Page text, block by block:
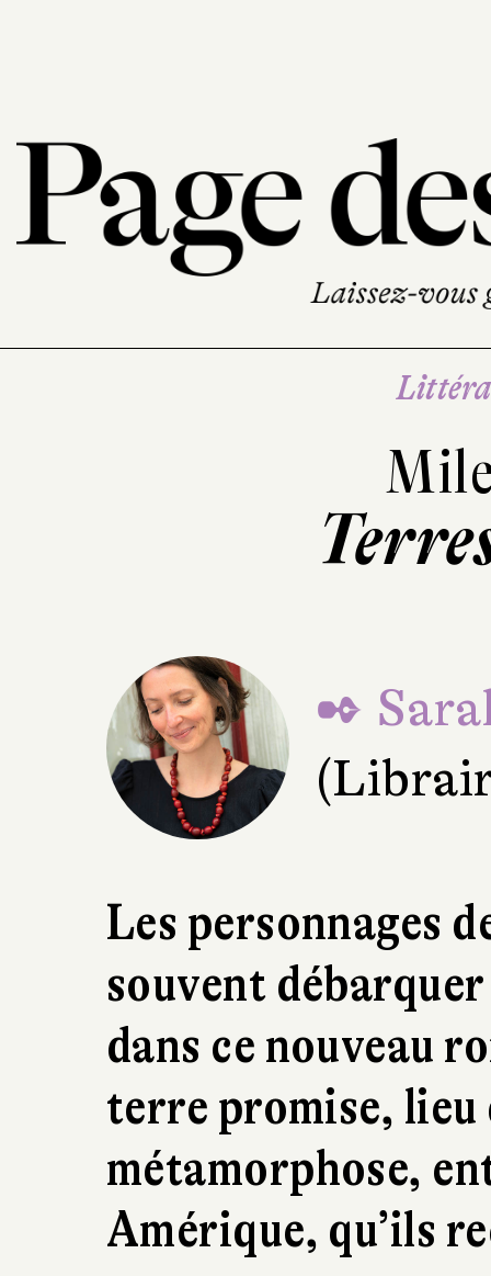
✒
Les personnages
souvent
dans ce nouveau
terre promise, lieu
métamorphose,
Amérique, qu’ils